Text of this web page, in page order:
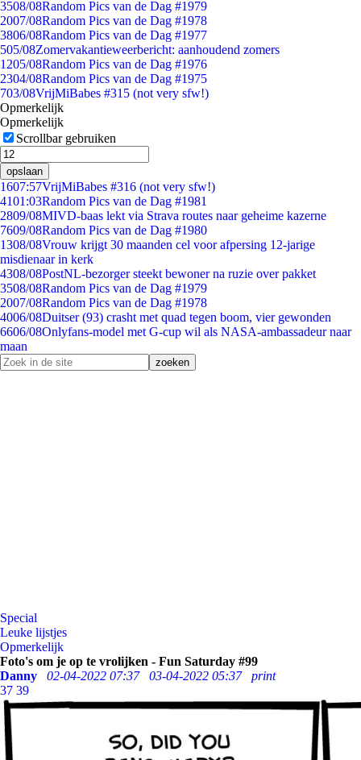
3508/08Random Pics van de Dag #1979
2007/08Random Pics van de Dag #1978
3806/08Random Pics van de Dag #1977
505/08Zomervakantieweerbericht: aanhoudend zomers
1205/08Random Pics van de Dag #1976
2304/08Random Pics van de Dag #1975
703/08VrijMiBabes #315 (not very sfw!)
Opmerkelijk
Opmerkelijk
Scrollbar gebruiken
opslaan
1607:57VrijMiBabes #316 (not very sfw!)
4101:03Random Pics van de Dag #1981
2809/08MIVD-baas lekt via Strava routes naar geheime kazerne
7609/08Random Pics van de Dag #1980
1308/08Vrouw krijgt 30 maanden cel voor afpersing 12-jarige
misdienaar in kerk
4308/08PostNL-bezorger steekt bewoner na ruzie over pakket
3508/08Random Pics van de Dag #1979
2007/08Random Pics van de Dag #1978
4006/08Duitser (93) crasht met quad tegen boom, vier gewonden
6606/08Onlyfans-model met G-cup wil als NASA-ambassadeur naar
maan
Special
Leuke lijstjes
Opmerkelijk
Foto's om je op te vrolijken - Fun Saturday #99
Danny
02-04-2022 07:37 03-04-2022 05:37
print
37 39